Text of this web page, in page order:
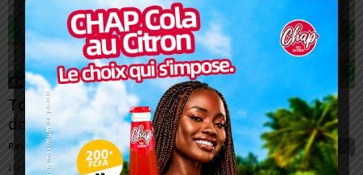
SANTÉ
Togo : Premières soutenances de thèse de
doctorat en Médecine à l’Université...
Redaction - 22 juillet 2023
Des séances de soutenances de thèse de doctorat en Médecine se sont